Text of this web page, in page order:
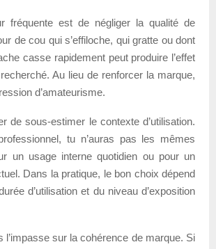
fréquente est de négliger la qualité de
de cou qui s’effiloche, qui gratte ou dont
casse rapidement peut produire l’effet
Au lieu de renforcer la marque,
d’amateurisme.
de sous-estimer le contexte d’utilisation.
tu n’auras pas les mêmes
un usage interne quotidien ou pour un
Dans la pratique, le bon choix dépend
d’utilisation et du niveau d’exposition
l’impasse sur la cohérence de marque. Si